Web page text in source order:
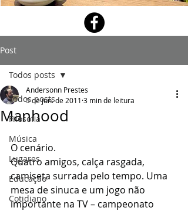
Post
Todos posts
Filosofia
Música
Lugares
Educação
Cotidiano
Todos posts
Manhood
Andersonn Prestes
5 de jun. de 2011 3 min de leitura
O cenário.
Quatro amigos, calça rasgada,
camiseta surrada pelo tempo. Uma
mesa de sinuca e um jogo não
importante na TV – campeonato